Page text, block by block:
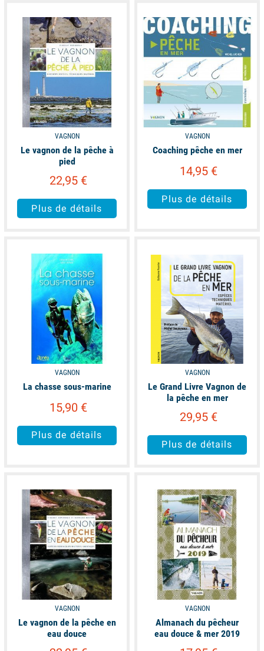
available
VAGNON
Le vagnon de la pêche à
pied
22,95 €
Plus de détails
available
VAGNON
Coaching pêche en mer
14,95 €
Plus de détails
VAGNON
La chasse sous-marine
15,90 €
Plus de détails
VAGNON
Le Grand Livre Vagnon de
la pêche en mer
29,95 €
Plus de détails
available
VAGNON
Le vagnon de la pêche en
eau douce
available
VAGNON
Almanach du pêcheur
eau douce & mer 2019